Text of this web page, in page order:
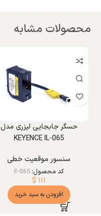
محصولات مشابه
حسگر جابجایی لیزری مدل
KEYENCE IL-065
سنسور موقعیت خطی
کد محصول:il-065
$ ۱۱۱
افزودن به سبد خرید